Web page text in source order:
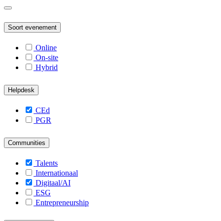
Soort evenement
Online
On-site
Hybrid
Helpdesk
CEd
PGR
Communities
Talents
Internationaal
Digitaal/AI
ESG
Entrepreneurship